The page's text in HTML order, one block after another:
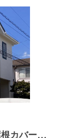
白岡市 アイボリー系外壁塗装 / 屋根カバー（スーパーガルテクト）工事 I様邸